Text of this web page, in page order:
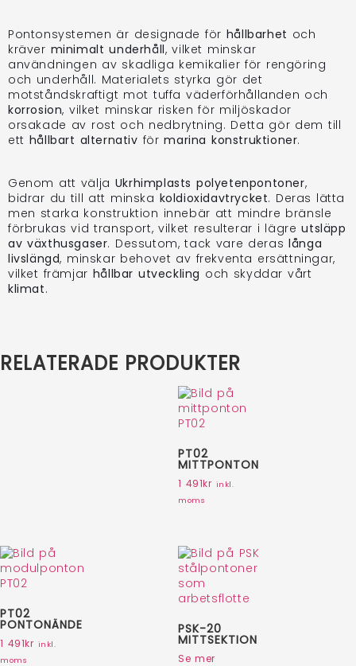
Pontonsystemen är designade för hållbarhet och
kräver minimalt underhåll, vilket minskar
användningen av skadliga kemikalier för rengöring
och underhåll. Materialets styrka gör det
motståndskraftigt mot tuffa väderförhållanden och
korrosion, vilket minskar risken för miljöskador
orsakade av rost och nedbrytning. Detta gör dem till
ett hållbart alternativ förmarina konstruktioner.
Genom att välja Ukrhimplasts polyetenpontoner,
bidrar du till att minska koldioxidavtrycket. Deras lätta
men starka konstruktion innebär att mindre bränsle
förbrukas vid transport, vilket resulterar i lägreutsläpp
av växthusgaser. Dessutom, tack vare deraslånga
livslängd, minskar behovet av frekventa ersättningar,
vilket främjar hållbar utveckling och skyddar vårt
klimat.
RELATERADE PRODUKTER
PT02
MITTPONTON
1 491kr inkl.
moms
PT02
PONTONÄNDE
1 491kr inkl.
moms
PSK-20
MITTSEKTION
Se mer